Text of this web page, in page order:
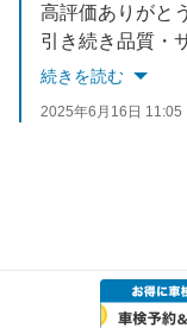
高評価ありがと
引き続き品質・
今後とも当店の
続きを読む
2025年6月16日 11:05